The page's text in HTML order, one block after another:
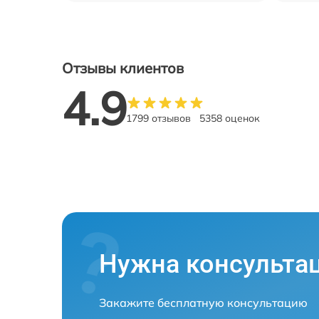
Отзывы клиентов
4.91799 отзывов 5358 оценок
Нужна
Закажите бесплатную консультацию